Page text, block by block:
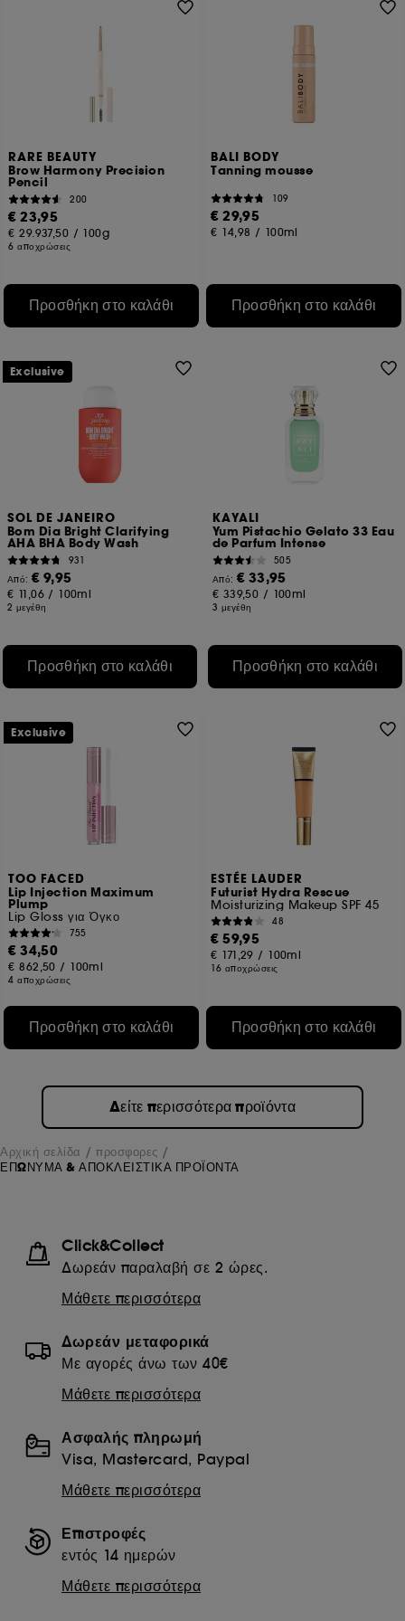
RARE BEAUTY
Brow Harmony Precision
Pencil
200
€ 23,95
€ 29.937,50 / 100g
6 αποχρώσεις
Προσθήκη στο καλάθι
BALI BODY
Tanning mousse
109
€ 29,95
€ 14,98 / 100ml
Προσθήκη στο καλάθι
SOL DE JANEIRO
Bom Dia Bright Clarifying
AHA BHA Body Wash
931
Από: € 9,95
€ 11,06 / 100ml
2 μεγέθη
Προσθήκη στο καλάθι
Exclusive
KAYALI
Yum Pistachio Gelato 33 Eau
de Parfum Intense
505
Από: € 33,95
€ 339,50 / 100ml
3 μεγέθη
Προσθήκη στο καλάθι
TOO FACED
Lip Injection Maximum
Plump
Lip Gloss για Όγκο
755
€ 34,50
€ 862,50 / 100ml
4 αποχρώσεις
Προσθήκη στο καλάθι
Exclusive
ESTÉE LAUDER
Futurist Hydra Rescue
Moisturizing Makeup SPF 45
48
€ 59,95
€ 171,29 / 100ml
16 αποχρώσεις
Προσθήκη στο καλάθι
Δείτε περισσότερα προϊόντα
Αρχική σελίδα προσφορες
ΕΠΩΝΥΜΑ & ΑΠΟΚΛΕΙΣΤΙΚΑ ΠΡΟΪΟΝΤΑ
Click&Collect
Δωρεάν παραλαβή σε 2 ώρες.
Μάθετε περισσότερα
Δωρεάν μεταφορικά
Με αγορές άνω των 40€
Μάθετε περισσότερα
Ασφαλής πληρωμή
Visa, Mastercard, Paypal
Μάθετε περισσότερα
Επιστροφές
εντός 14 ημερών
Μάθετε περισσότερα